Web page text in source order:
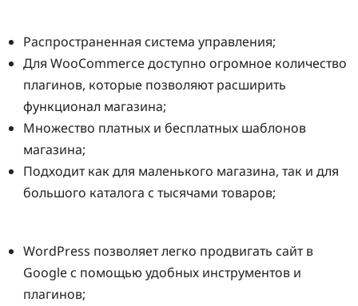
Распространенная система управления;
Для WooCommerce доступно огромное количество
плагинов, которые позволяют расширить
функционал магазина;
Множество платных и бесплатных шаблонов
магазина;
Подходит как для маленького магазина, так и для
большого каталога с тысячами товаров;
WordPress позволяет легко продвигать сайт в
Google с помощью удобных инструментов и
плагинов;